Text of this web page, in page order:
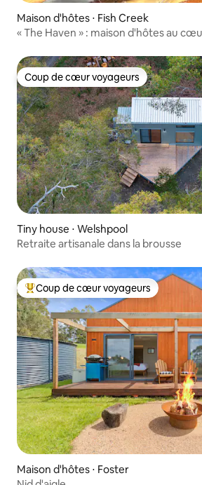
Maison d'hôtes ⋅ Fish Creek
« The Haven » : maison d'hôtes au
Coup de cœur voyageurs
Coup de cœur voyageurs
Tiny house ⋅ Welshpool
Retraite artisanale dans la brousse
Coups de cœur voyageurs les plus
Coup de cœur voyageurs
Maison d'hôtes ⋅ Foster